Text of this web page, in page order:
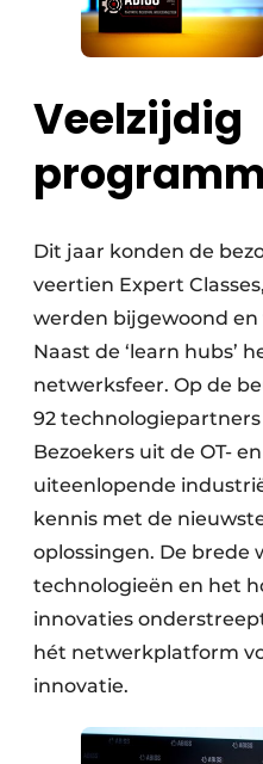
Veelzijdig
Dit jaar konden de
veertien Expert
werden bijgewoond en
Naast de ‘learn hubs’
netwerksfeer. Op de
92 technologiepartners
Bezoekers uit de OT-
uiteenlopende
kennis met de
oplossingen. De brede
technologieën en het
innovaties
hét netwerkplatform
innovatie.